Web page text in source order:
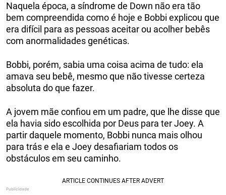
Naquela época, a síndrome de Down não era tão
bem compreendida como é hoje e Bobbi explicou que
era difícil para as pessoas aceitar ou acolher bebês
com anormalidades genéticas.
Bobbi, porém, sabia uma coisa acima de tudo: ela
amava seu bebê, mesmo que não tivesse certeza
absoluta do que fazer.
A jovem mãe confiou em um padre, que lhe disse que
ela havia sido escolhida por Deus para ter Joey. A
partir daquele momento, Bobbi nunca mais olhou
para trás e ela e Joey desafiariam todos os
obstáculos em seu caminho.